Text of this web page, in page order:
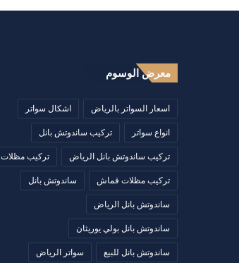
معرض الوسوم
اسعار السواتر بالرياض اشكال سواتر
انواع سواتر تركيب ساندوتش بانل
تركيب ساندوتش بانل الرياض تركيب مظلات
تركيب مظلات قماش ساندوتش بانل
ساندوتش بانل الرياض
ساندوتش بانل بولي يوريثان
ساندوتش بانل للبيع سواتر الرياض